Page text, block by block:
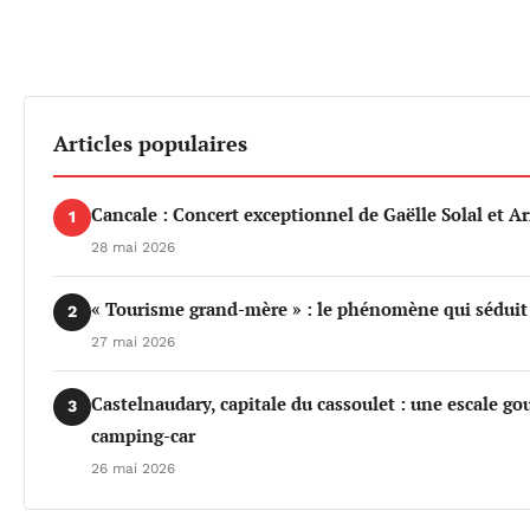
Articles populaires
1 Cancale : Concert exceptionnel de Gaëlle Solal et
28 mai 2026
2 « Tourisme grand-mère » : le phénomène qui
27 mai 2026
3
Castelnaudary, capitale du cassoulet : une escale
camping-car
26 mai 2026